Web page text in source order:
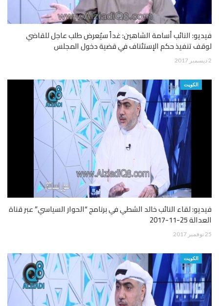
فيديو: النائب أسامة الشاهين: غداً سيُعرض طلب عاجل للقاضي
لوقف تنفيذ حكم الإستئناف في قضية دخول المجلس
2 ديسمبر 2017
الكويت
فيديو: لقاء النائب خالد الشطي في برنامج “الحوار السياسي” عبر قناة
العدالة 25-11-2017
25 نوفمبر 2017
الكويت